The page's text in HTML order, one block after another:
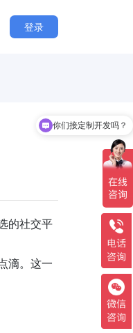
登录
的社交平
滴。这一
你们接定制开发吗？